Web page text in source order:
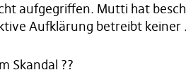
aufgegriffen. Mutti hat
Aufklärung betreibt keiner
Skandal ??